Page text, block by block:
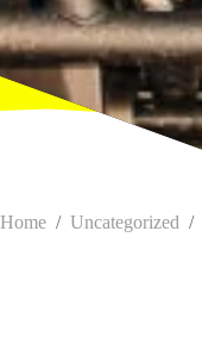
Home / Uncategorized /